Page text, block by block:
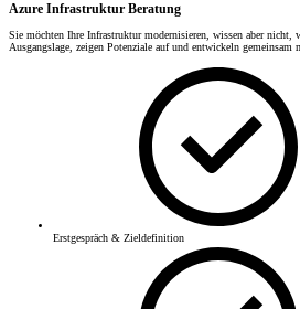
Azure Infrastruktur Beratung
Sie möchten Ihre Infrastruktur modernisieren, wissen aber nicht,
Ausgangslage, zeigen Potenziale auf und entwickeln gemeinsam
Erstgespräch & Zieldefinition